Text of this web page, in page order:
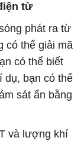
từ
phát ra từ
có thể giải mã
có thể biết
dụ, bạn có thể
sát ẩn bằng
và lượng khí